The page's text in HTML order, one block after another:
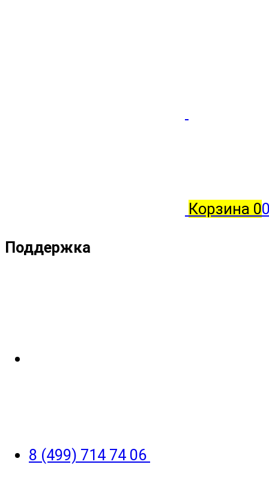
Корзина 0
Поддержка
8 (499) 714 74 06